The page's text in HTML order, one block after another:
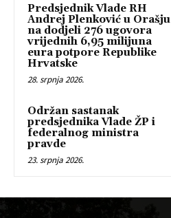
Predsjednik Vlade RH
Andrej Plenković u Orašju
na dodjeli 276 ugovora
vrijednih 6,95 milijuna
eura potpore Republike
Hrvatske
28. srpnja 2026.
Održan sastanak
predsjednika Vlade ŽP i
federalnog ministra
pravde
23. srpnja 2026.